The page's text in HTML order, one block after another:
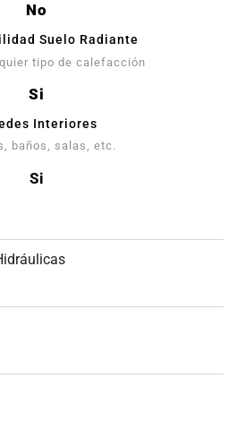
No
Suelo Radiante
tipo de calefacción
Si
Interiores
baños, salas, etc.
Si